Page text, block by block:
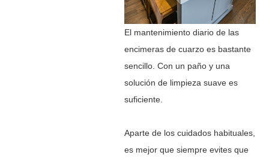
El mantenimiento diario de las
encimeras de cuarzo es bastante
sencillo. Con un paño y una
solución de limpieza suave es
suficiente.
Aparte de los cuidados habituales,
es mejor que siempre evites que